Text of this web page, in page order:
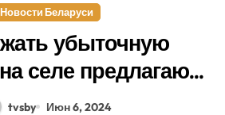
Новости Беларуси
убыточную
селе предлагают
городских сетей
tvsby Июн 6, 2024